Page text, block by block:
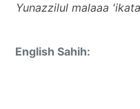
Yunazzilul malaaa
English Sahih: